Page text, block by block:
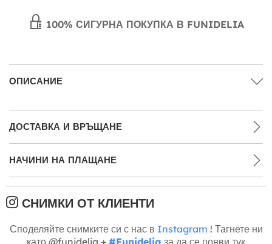
100% СИГУРНА ПОКУПКА В FUNIDELIA
ОПИСАНИЕ
ДОСТАВКА И ВРЪЩАНЕ
НАЧИНИ НА ПЛАЩАНЕ
СНИМКИ ОТ КЛИЕНТИ
Споделяйте снимките си с нас в Instagram ! Тагнете ни
като @funidelia + #Funidelia за да се появи тук